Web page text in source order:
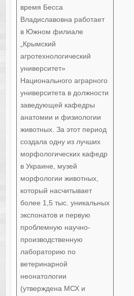
время Бесса
Владиславовна работает
в Южном филиале
„Крымский
агротехнологический
университет»
Национального аграрного
университета в должности
заведующей кафедры
анатомии и физиологии
животных. За этот период
создала одну из лучших
морфологических кафедр
в Украине, музей
морфологии животных,
который насчитывает
более 1,5 тыс. уникальных
экспонатов и первую
проблемную научно-
производственную
лабораторию по
ветеринарной
неонатологии
(утверждена МСХ и